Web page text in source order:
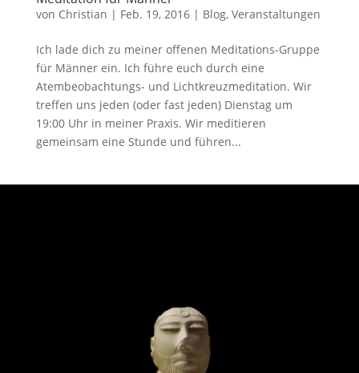
von Christian | Feb. 19, 2016| Blog, Veranstaltungen
Ich lade dich zu meiner offenen Meditations-Gruppe
für Männer ein. Ich führe euch durch eine
Atembeobachtungs- und Lichtkreuzmeditation. Wir
treffen uns jeden (oder fast jeden) Dienstag um
19:00 Uhr in meiner Praxis. Wir meditieren
gemeinsam eine Stunde und führen...